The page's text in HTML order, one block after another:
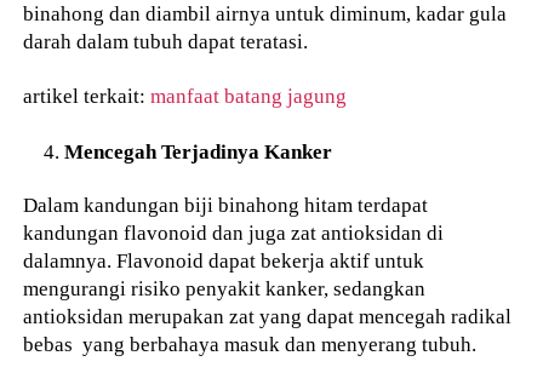
binahong dan diambil airnya untuk diminum, kadar gula
darah dalam tubuh dapat teratasi.
artikel terkait:manfaat batang jagung
Mencegah Terjadinya Kanker
Dalam kandungan biji binahong hitam terdapat
kandungan flavonoid dan juga zat antioksidan di
dalamnya. Flavonoid dapat bekerja aktif untuk
mengurangi risiko penyakit kanker, sedangkan
antioksidan merupakan zat yang dapat mencegah radikal
bebas yang berbahaya masuk dan menyerang tubuh.